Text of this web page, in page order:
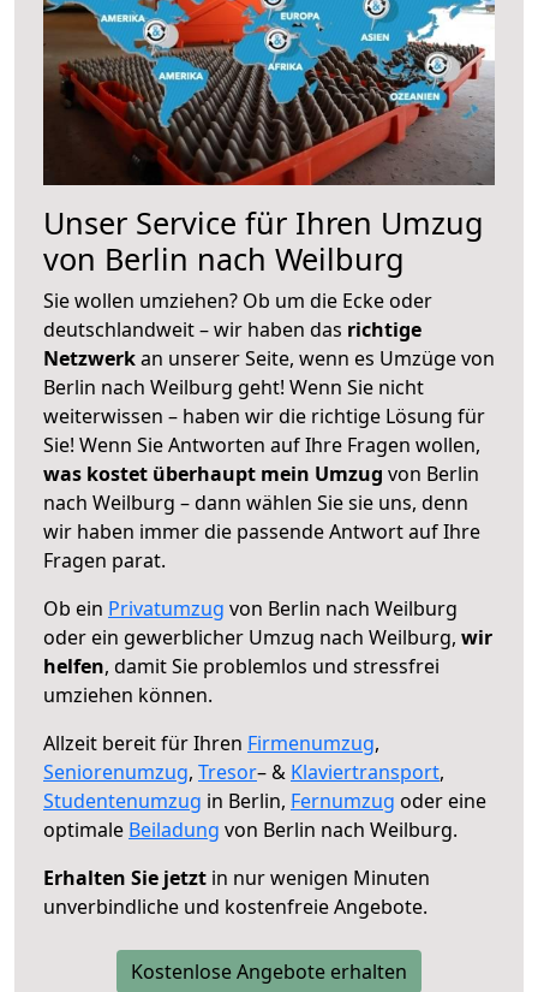
Unser Service für Ihren Umzug
von Berlin nach Weilburg
Sie wollen umziehen? Ob um die Ecke oder
deutschlandweit – wir haben das richtige
Netzwerkan unserer Seite, wenn es Umzüge von
Berlin nach Weilburg geht! Wenn Sie nicht
weiterwissen – haben wir die richtige Lösung für
Sie! Wenn Sie Antworten auf Ihre Fragen wollen,
was kostet überhaupt mein Umzug von Berlin
nach Weilburg – dann wählen Sie sie uns, denn
wir haben immer die passende Antwort auf Ihre
Fragen parat.
Ob ein Privatumzug von Berlin nach Weilburg
oder ein gewerblicher Umzug nach Weilburg, wir
helfen, damit Sie problemlos und stressfrei
umziehen können.
Allzeit bereit für Ihren Firmenumzug,
Seniorenumzug, Tresor– & Klaviertransport,
Studentenumzug in Berlin, Fernumzug oder eine
optimale Beiladung von Berlin nach Weilburg.
Erhalten Sie jetzt in nur wenigen Minuten
unverbindliche und kostenfreie Angebote.
Kostenlose Angebote erhalten